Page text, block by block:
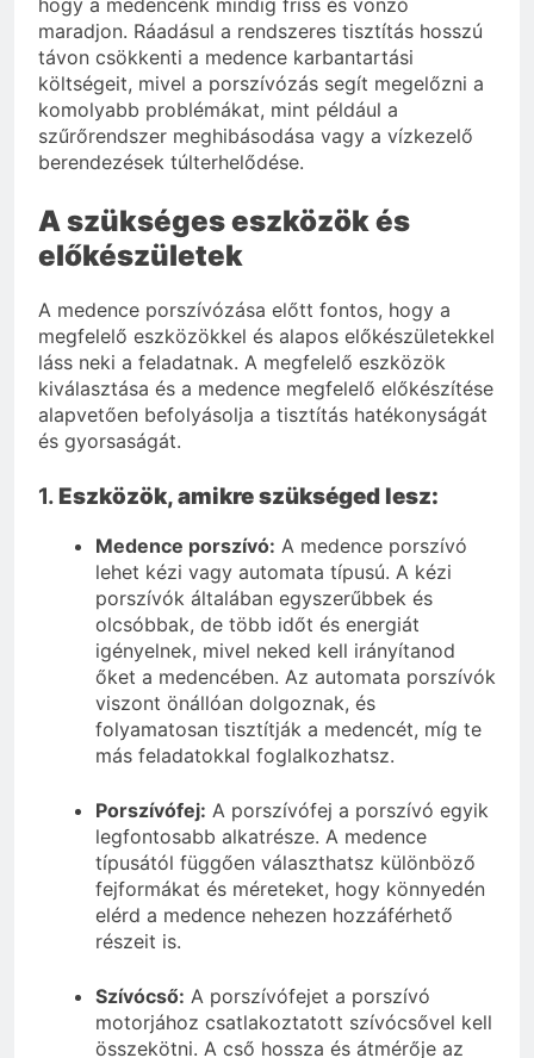
maradjon. Ráadásul a rendszeres tisztítás hosszú
távon csökkenti a medence karbantartási
költségeit, mivel a porszívózás segít megelőzni a
komolyabb problémákat, mint például a
szűrőrendszer meghibásodása vagy a vízkezelő
berendezések túlterhelődése.
A szükséges eszközök és
előkészületek
A medence porszívózása előtt fontos, hogy a
megfelelő eszközökkel és alapos előkészületekkel
láss neki a feladatnak. A megfelelő eszközök
kiválasztása és a medence megfelelő előkészítése
alapvetően befolyásolja a tisztítás hatékonyságát
és gyorsaságát.
1. Eszközök, amikre szükséged lesz:
Medence porszívó: A medence porszívó
lehet kézi vagy automata típusú. A kézi
porszívók általában egyszerűbbek és
olcsóbbak, de több időt és energiát
igényelnek, mivel neked kell irányítanod
őket a medencében. Az automata porszívók
viszont önállóan dolgoznak, és
folyamatosan tisztítják a medencét, míg te
más feladatokkal foglalkozhatsz.
Porszívófej: A porszívófej a porszívó egyik
legfontosabb alkatrésze. A medence
típusától függően választhatsz különböző
fejformákat és méreteket, hogy könnyedén
elérd a medence nehezen hozzáférhető
részeit is.
Szívócső: A porszívófejet a porszívó
motorjához csatlakoztatott szívócsővel kell
összekötni. A cső hossza és átmérője az